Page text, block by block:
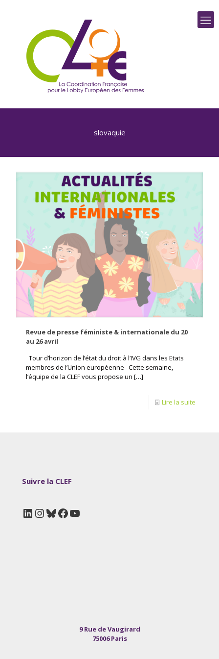
slovaquie
Revue de presse féministe & internationale du 20
au 26 avril
Tour d’horizon de l’état du droit à l’IVG dans les Etats
membres de l’Union européenne Cette semaine,
l’équipe de la CLEF vous propose un […]
Lire la suite
Suivre la CLEF
LinkedIn
Instagram
Bluesky
Facebook
YouTube
9 Rue de Vaugirard
75006 Paris